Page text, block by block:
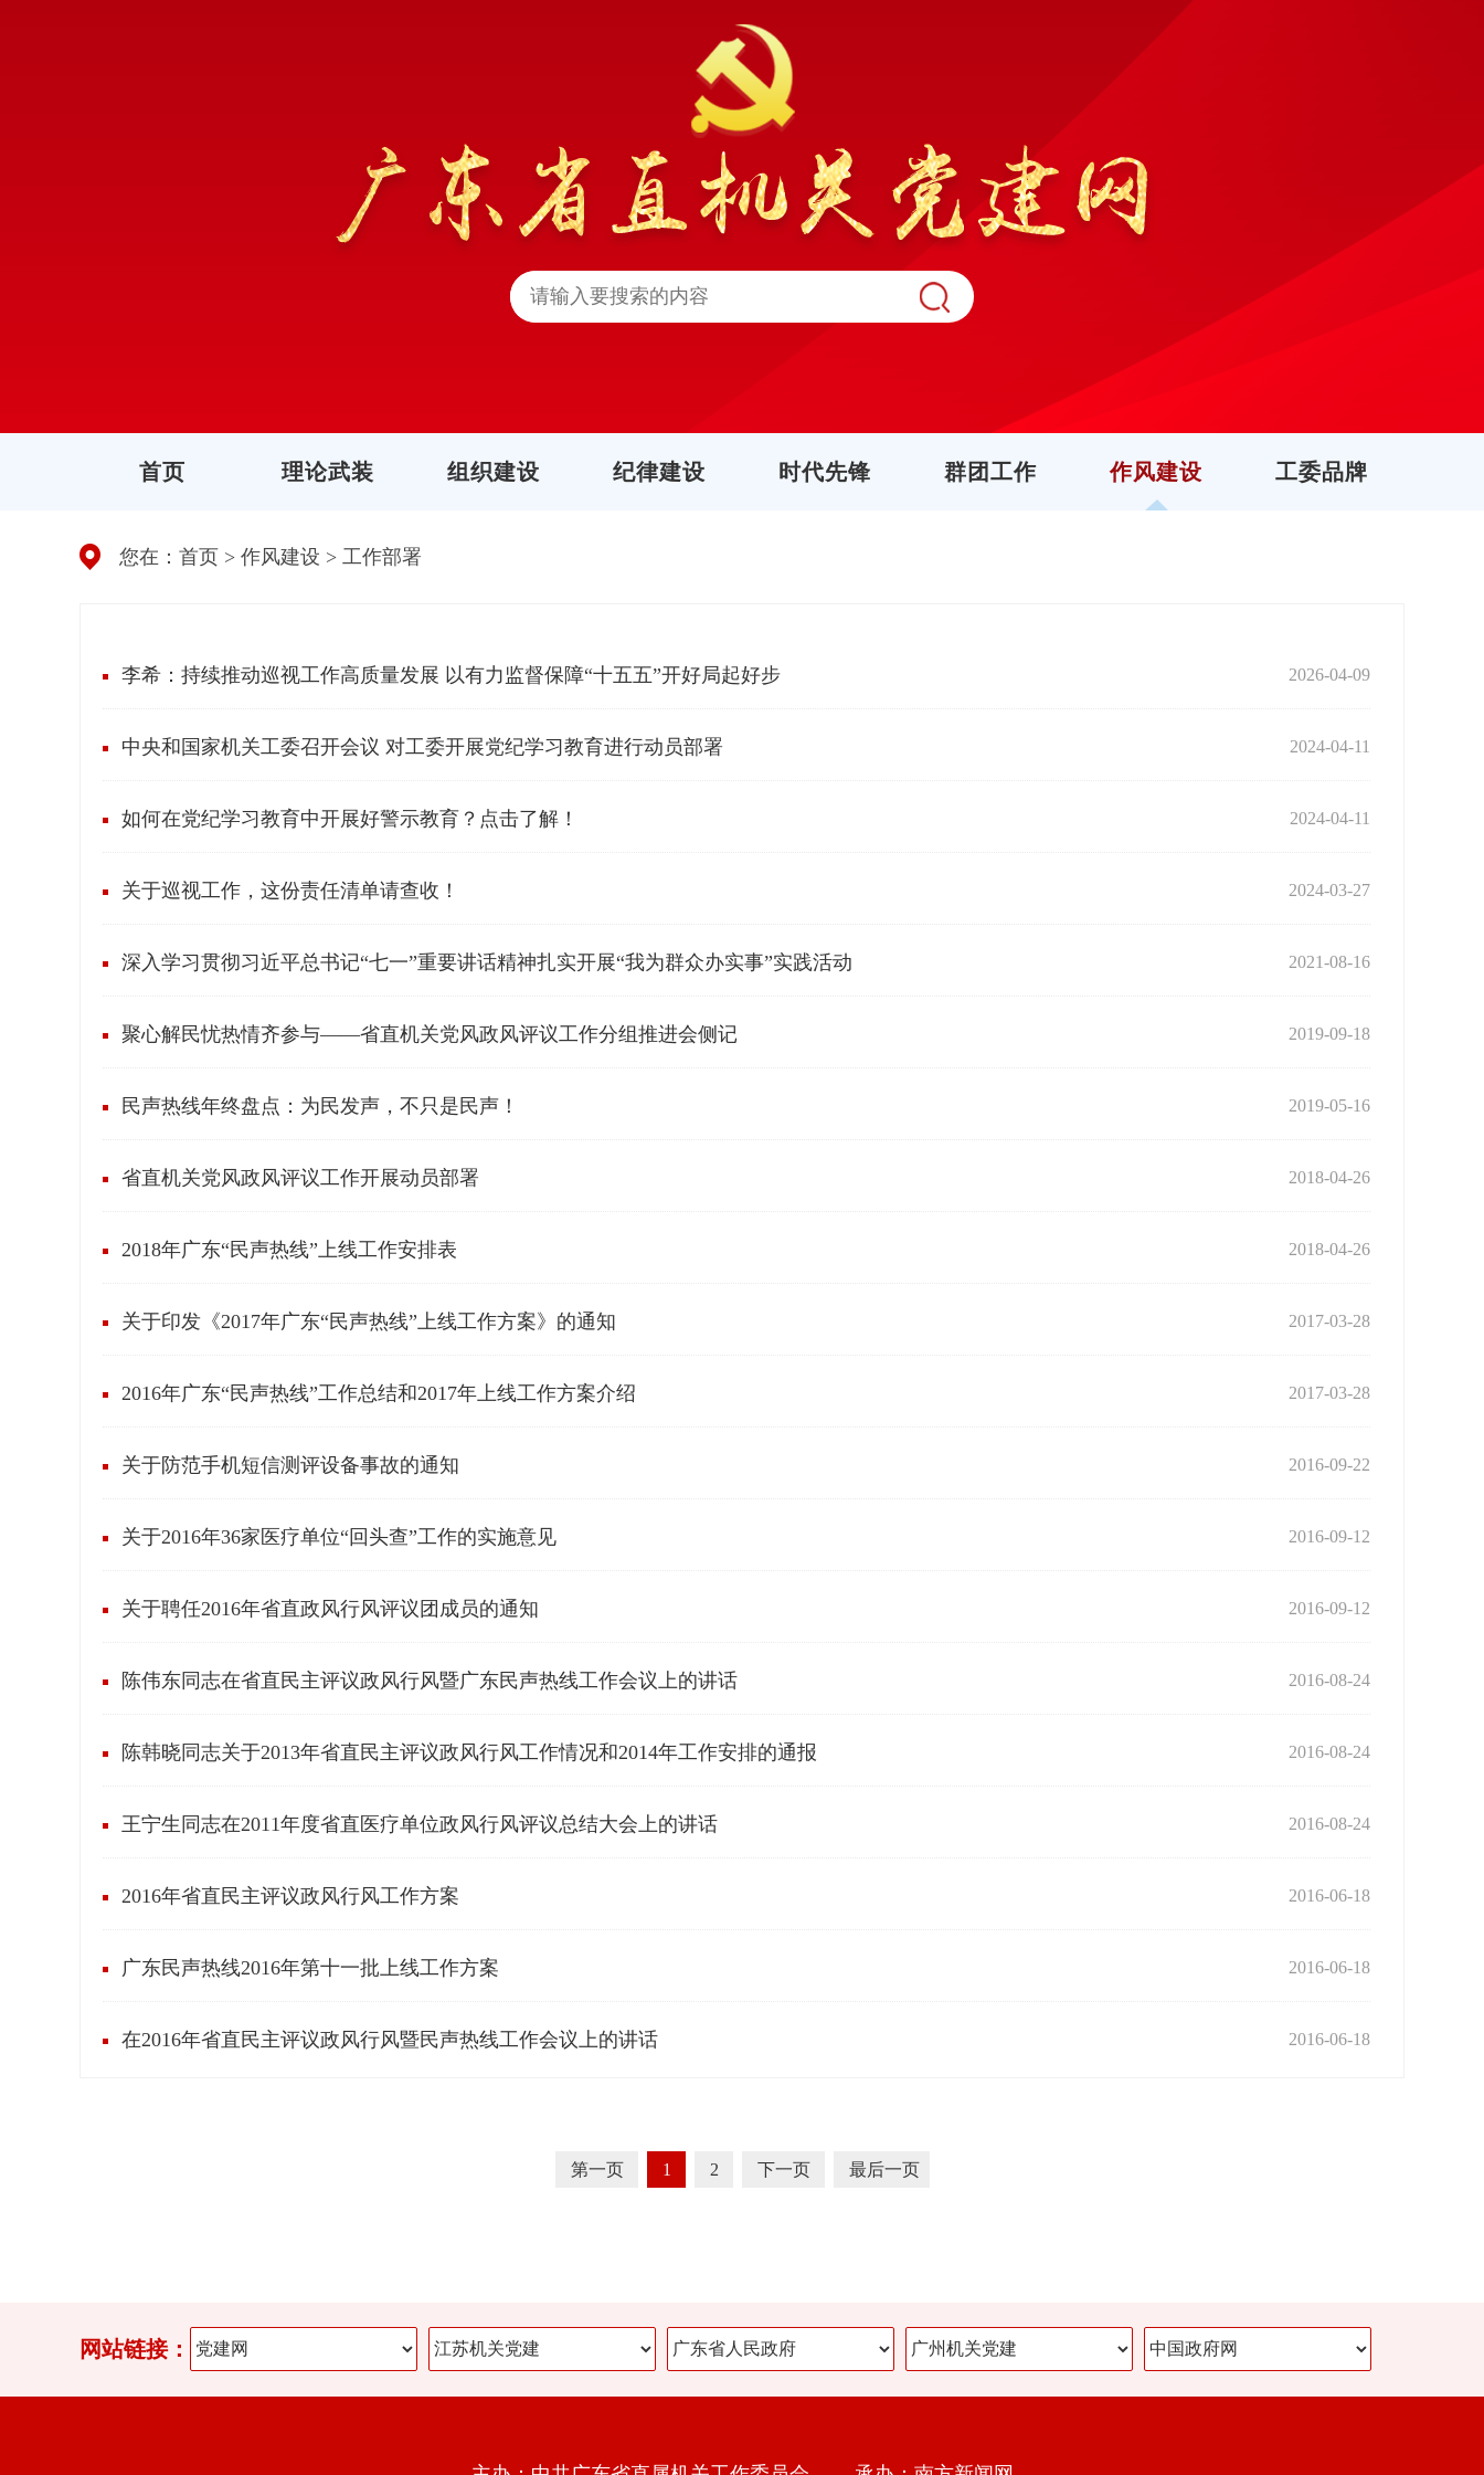
首页 理论武装 组织建设 纪律建设 时代先锋 群团工作 作风建设 工委品牌
您在： 首页 > 作风建设 > 工作部署
李希：持续推动巡视工作高质量发展 以有力监督保障“十五五”开好局起好步 2026-04-09
中央和国家机关工委召开会议 对工委开展党纪学习教育进行动员部署 2024-04-11
如何在党纪学习教育中开展好警示教育？点击了解！ 2024-04-11
关于巡视工作，这份责任清单请查收！ 2024-03-27
深入学习贯彻习近平总书记“七一”重要讲话精神扎实开展“我为群众办实事”实践活动 2021-08-16
聚心解民忧热情齐参与——省直机关党风政风评议工作分组推进会侧记 2019-09-18
民声热线年终盘点：为民发声，不只是民声！ 2019-05-16
省直机关党风政风评议工作开展动员部署 2018-04-26
2018年广东“民声热线”上线工作安排表 2018-04-26
关于印发《2017年广东“民声热线”上线工作方案》的通知 2017-03-28
2016年广东“民声热线”工作总结和2017年上线工作方案介绍 2017-03-28
关于防范手机短信测评设备事故的通知 2016-09-22
关于2016年36家医疗单位“回头查”工作的实施意见 2016-09-12
关于聘任2016年省直政风行风评议团成员的通知 2016-09-12
陈伟东同志在省直民主评议政风行风暨广东民声热线工作会议上的讲话 2016-08-24
陈韩晓同志关于2013年省直民主评议政风行风工作情况和2014年工作安排的通报 2016-08-24
王宁生同志在2011年度省直医疗单位政风行风评议总结大会上的讲话 2016-08-24
2016年省直民主评议政风行风工作方案 2016-06-18
广东民声热线2016年第十一批上线工作方案 2016-06-18
在2016年省直民主评议政风行风暨民声热线工作会议上的讲话 2016-06-18
第一页 1 2 下一页 最后一页
网站链接：